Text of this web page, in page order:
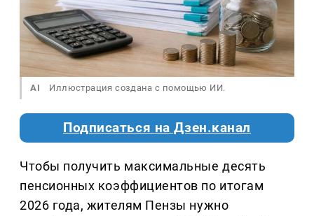
AI Иллюстрация создана с помощью ИИ.
Подписаться на Дзен.канал
Чтобы получить максимальные десять
пенсионных коэффициентов по итогам
2026 года, жителям Пензы нужно